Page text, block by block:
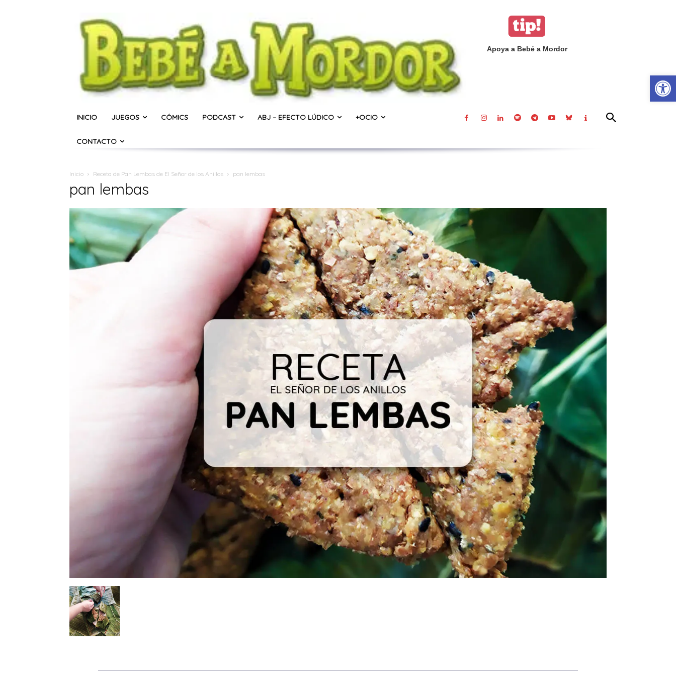
Apoya a Bebé a Mordor
INICIO JUEGOS CÓMICS PODCAST ABJ – EFECTO LÚDICO +OCIO
CONTACTO
Inicio Receta de Pan Lembas de El Señor de los Anillos pan lembas
pan lembas